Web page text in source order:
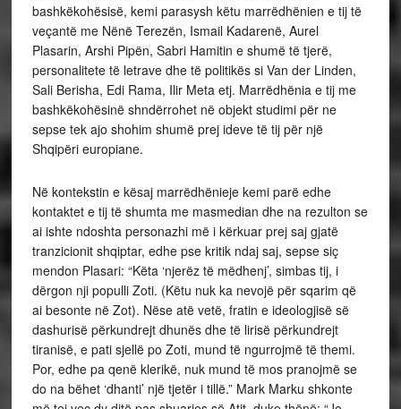
bashkëkohësisë, kemi parasysh këtu marrëdhënien e tij të
veçantë me Nënë Terezën, Ismail Kadarenë, Aurel
Plasarin, Arshi Pipën, Sabri Hamitin e shumë të tjerë,
personalitete të letrave dhe të politikës si Van der Linden,
Sali Berisha, Edi Rama, Ilir Meta etj. Marrëdhënia e tij me
bashkëkohësinë shndërrohet në objekt studimi për ne
sepse tek ajo shohim shumë prej ideve të tij për një
Shqipëri europiane.
Në kontekstin e kësaj marrëdhënieje kemi parë edhe
kontaktet e tij të shumta me masmedian dhe na rezulton se
ai ishte ndoshta personazhi më i kërkuar prej saj gjatë
tranzicionit shqiptar, edhe pse kritik ndaj saj, sepse siç
mendon Plasari: “Këta ‘njerëz të mëdhenj’, simbas tij, i
dërgon nji populli Zoti. (Këtu nuk ka nevojë për sqarim që
ai besonte në Zot). Nëse atë vetë, fratin e ideologjisë së
dashurisë përkundrejt dhunës dhe të lirisë përkundrejt
tiranisë, e pati sjellë po Zoti, mund të ngurrojmë të themi.
Por, edhe pa qenë klerikë, nuk mund të mos pranojmë se
do na bëhet ‘dhanti’ një tjetër i tillë.” Mark Marku shkonte